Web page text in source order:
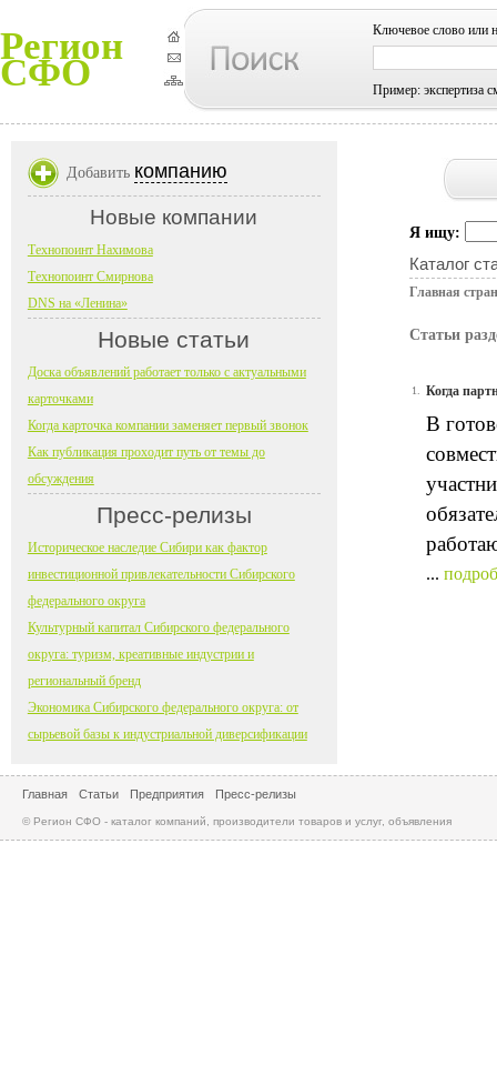
Регион
СФО
Ключевое слово или
Пример: экспертиза
Я ищу:
Каталог
Главная
Статьи
1. Когда
В
...
Добавить компанию
Новые компании
Технопоинт Нахимова
Технопоинт Смирнова
DNS на «Ленина»
Новые статьи
Доска объявлений работает только с актуальными
карточками
Когда карточка компании заменяет первый звонок
Как публикация проходит путь от темы до
обсуждения
Пресс-релизы
Историческое наследие Сибири как фактор
инвестиционной привлекательности Сибирского
федерального округа
Культурный капитал Сибирского федерального
округа: туризм, креативные индустрии и
региональный бренд
Экономика Сибирского федерального округа: от
сырьевой базы к индустриальной диверсификации
Главная Статьи Предприятия Пресс-релизы
© Регион СФО - каталог компаний, производители товаров и услуг, объявления